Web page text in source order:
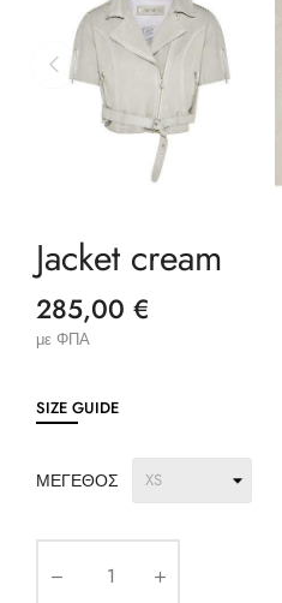
Jacket cream
285,00 €
με ΦΠΑ
SIZE GUIDE
ΜΈΓΕΘΟΣ